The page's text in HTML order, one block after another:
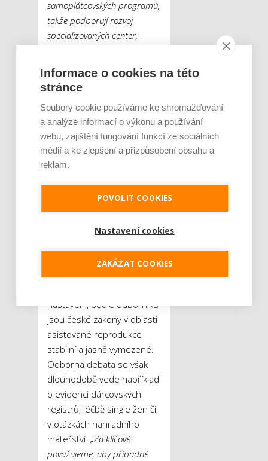
samoplátcovských programů,
takže podporují rozvoj
specializovaných center,
laboratorního zázemí.“
Současně však roste tlak na
kapacity center i dárcovské
programy. Podle odborníků
je klíčová transparentnost
a etická rovnováha mezi
dostupností léčby,
ochranou dárců a zájmem
pacientek. Zahraniční
pacienti současně využívají
další služby, jako je
ubytování nebo gastro,
ekonomický přínos.
nastavení, podle odborníků
jsou české zákony v oblasti
asistované reprodukce
stabilní a jasně vymezené.
Odborná debata se však
dlouhodobě vede například
o evidenci dárcovských
registrů, léčbě single žen či
v otázkách náhradního
mateřství. „Za klíčové
považujeme, aby případné
Informace o cookies na této
stránce
Soubory cookie používáme ke shromažďování
a analýze informací o výkonu a používání
webu, zajištění fungování funkcí ze sociálních
médií a ke zlepšení a přizpůsobení obsahu a
reklam.
POVOLIT COOKIES
Nastavení cookies
ZAKÁZAT COOKIES